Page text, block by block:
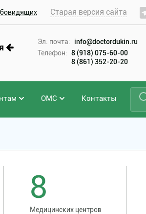
Старая версия сайта
Эл. почта:
info@doctordukin.ru
Телефон: 8 (918) 075-60-00
8 (861) 352-20-20
ОМС Контакты
8
Медицинских центров